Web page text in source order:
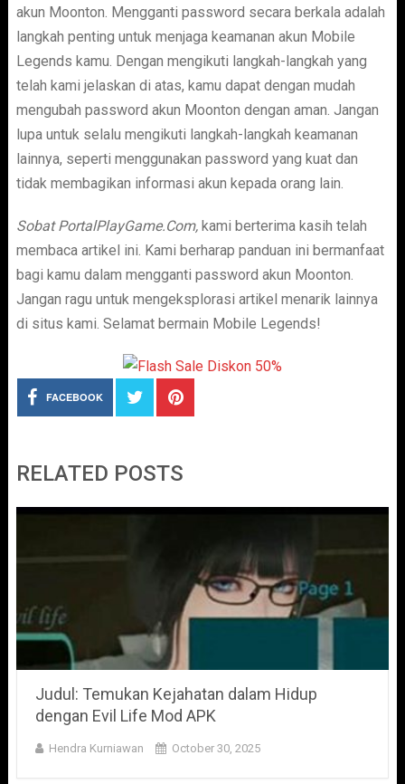
akun Moonton. Mengganti password secara berkala adalah
langkah penting untuk menjaga keamanan akun Mobile
Legends kamu. Dengan mengikuti langkah-langkah yang
telah kami jelaskan di atas, kamu dapat dengan mudah
mengubah password akun Moonton dengan aman. Jangan
lupa untuk selalu mengikuti langkah-langkah keamanan
lainnya, seperti menggunakan password yang kuat dan
tidak membagikan informasi akun kepada orang lain.
Sobat PortalPlayGame.Com,kami berterima kasih telah
membaca artikel ini. Kami berharap panduan ini bermanfaat
bagi kamu dalam mengganti password akun Moonton.
Jangan ragu untuk mengeksplorasi artikel menarik lainnya
di situs kami. Selamat bermain Mobile Legends!
FACEBOOK
RELATED POSTS
Judul: Temukan Kejahatan dalam Hidup
dengan Evil Life Mod APK
Hendra Kurniawan October 30, 2025